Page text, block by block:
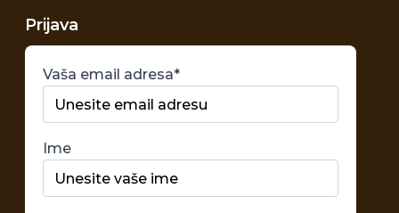
Prijava
Vaša email adresa*
Ime